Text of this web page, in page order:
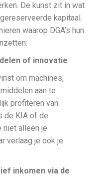
De kunst zit in wat
kapitaal.
waarop DGA’s hun
of innovatie
om machines,
aan te
profiteren van
de KIA of de
niet alleen je
verlaag je ook je
inkomen via de